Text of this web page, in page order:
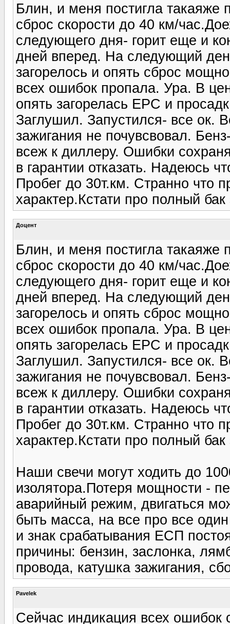
Блин, и меня постигла такаяже
сброс скорости до 40 км/
следующего дня- горит еще и
дней вперед. На следующий
загорелось и опять сброс
всех ошибок пропала. Ура. В
опять загорелась EPC и
Заглушил. Запустился- все ок.
зажигания не почувсвовал.
всеж к диллеру. Ошибки
в гарантии отказать. Надеюсь
Пробег до 30т.км. Странно что
характер.Кстати про полный
Доцент
Блин, и меня постигла такаяже
сброс скорости до 40 км/
следующего дня- горит еще и
дней вперед. На следующий
загорелось и опять сброс
всех ошибок пропала. Ура. В
опять загорелась EPC и
Заглушил. Запустился- все ок.
зажигания не почувсвовал.
всеж к диллеру. Ошибки
в гарантии отказать. Надеюсь
Пробег до 30т.км. Странно что
характер.Кстати про полный
Наши свечи могут ходить до
изолятора.Потеря мощности -
аварийный режим, двигаться
быть масса, на все про все
и знак срабатывания ЕСП
причины: бензин, заслонка,
провода, катушка зажигания,
Pavelek
Сейчас индикация всех